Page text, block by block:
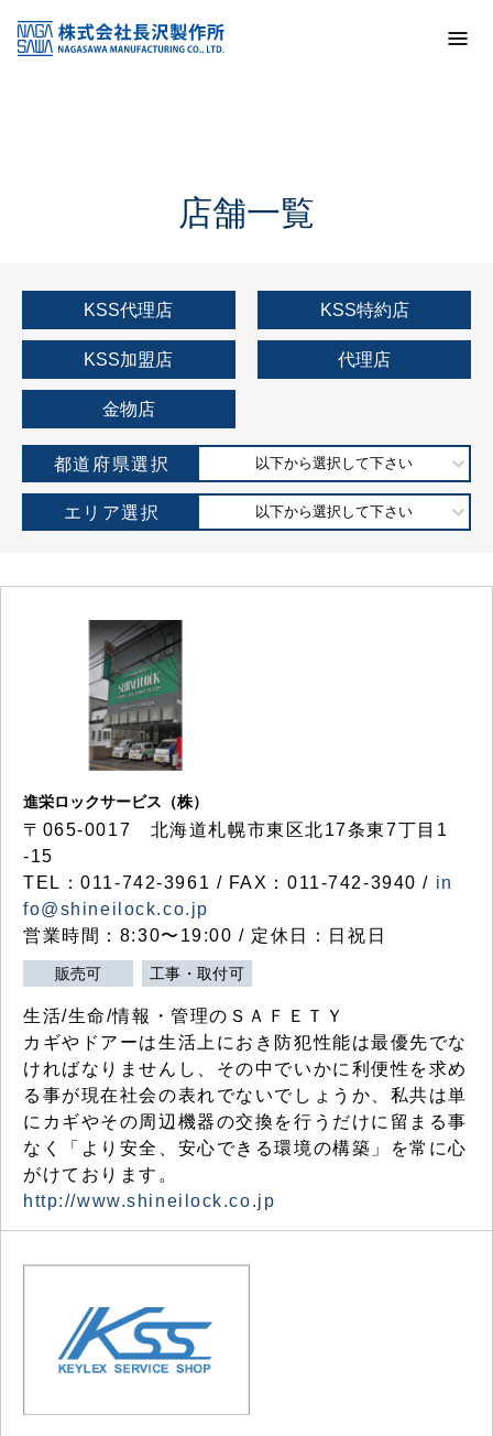
KSS加盟店・取扱店情報
店舗一覧
店舗一覧
KSS代理店 KSS特約店
KSS加盟店 代理店
金物店
都道府県選択 以下から選択して下さい
エリア選択 以下から選択して下さい
進栄ロックサービス（株）
〒065-0017 北海道札幌市東区北17条東7丁目1
-15
TEL：011-742-3961 / FAX：011-742-3940 / in
fo@shineilock.co.jp
営業時間：8:30〜19:00 / 定休日：日祝日
販売可 工事・取付可
生活/生命/情報・管理のＳＡＦＥＴＹ
カギやドアーは生活上におき防犯性能は最優先でな
ければなりませんし、その中でいかに利便性を求め
る事が現在社会の表れでないでしょうか、私共は単
にカギやその周辺機器の交換を行うだけに留まる事
なく「より安全、安心できる環境の構築」を常に心
がけております。
http://www.shineilock.co.jp